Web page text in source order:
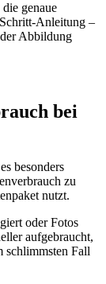
genaue
Anleitung –
Abbildung
bei
besonders
zu
nutzt.
oder Fotos
aufgebraucht,
schlimmsten Fall